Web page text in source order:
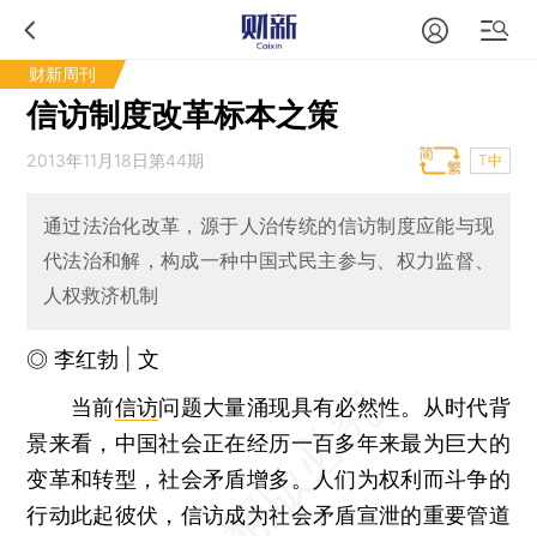
财新周刊
信访制度改革标本之策
2013年11月18日第44期 T中
通过法治化改革，源于人治传统的信访制度应能与现
代法治和解，构成一种中国式民主参与、权力监督、
人权救济机制
◎ 李红勃 | 文
当前信访问题大量涌现具有必然性。从时代背
景来看，中国社会正在经历一百多年来最为巨大的
变革和转型，社会矛盾增多。人们为权利而斗争的
行动此起彼伏，信访成为社会矛盾宣泄的重要管道